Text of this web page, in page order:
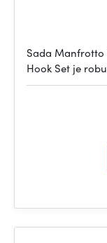
Sada
Hook Set je